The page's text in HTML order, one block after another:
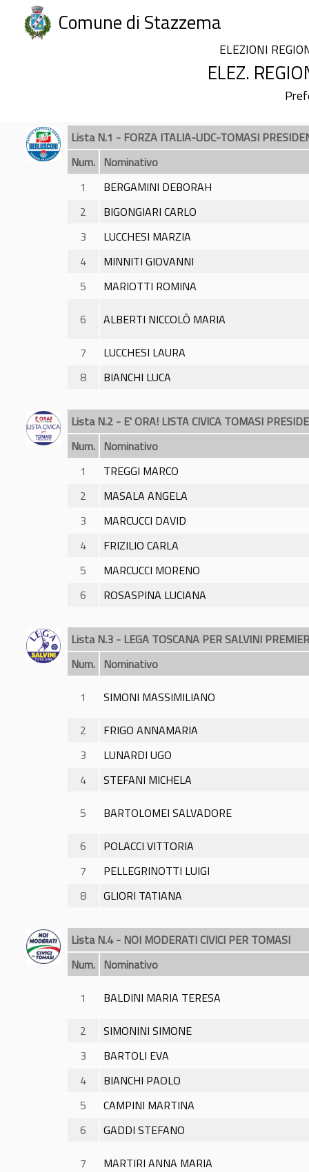
Comune di Stazzema
ELEZIONI
ELEZ.
Lista N.1 - FORZA ITALIA-UDC-TOMASI
Num. Nominativo
1
BERGAMINI DEBORAH
2
BIGONGIARI CARLO
3
LUCCHESI MARZIA
4
MINNITI GIOVANNI
5
MARIOTTI ROMINA
6
ALBERTI NICCOLÒ MARIA
7
LUCCHESI LAURA
8
BIANCHI LUCA
Lista N.2 - E' ORA! LISTA CIVICA TOMASI
Num. Nominativo
1
TREGGI MARCO
2
MASALA ANGELA
3
MARCUCCI DAVID
4
FRIZILIO CARLA
5
MARCUCCI MORENO
6
ROSASPINA LUCIANA
Lista N.3 - LEGA TOSCANA PER SALVINI PREMIER
Num. Nominativo
1
SIMONI MASSIMILIANO
2
FRIGO ANNAMARIA
3
LUNARDI UGO
4
STEFANI MICHELA
5
BARTOLOMEI SALVADORE
6
POLACCI VITTORIA
7
PELLEGRINOTTI LUIGI
8
GLIORI TATIANA
Lista N.4 - NOI MODERATI CIVICI PER TOMASI
Num. Nominativo
1
BALDINI MARIA TERESA
2
SIMONINI SIMONE
3
BARTOLI EVA
4
BIANCHI PAOLO
5
CAMPINI MARTINA
6
GADDI STEFANO
7
MARTIRI ANNA MARIA